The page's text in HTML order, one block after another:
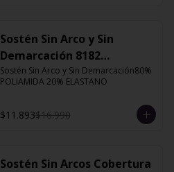
Sostén Sin Arco y Sin
Demarcación 8182
Orquidea
Sostén Sin Arco y Sin Demarcación80%
POLIAMIDA 20% ELASTANO
$11.893$16.990
Sostén Sin Arcos Cobertura